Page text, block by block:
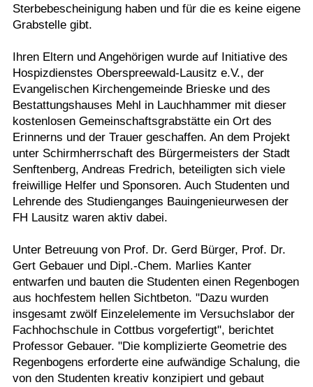
Sterbebescheinigung haben und für die es keine eigene
Grabstelle gibt.
Ihren Eltern und Angehörigen wurde auf Initiative des
Hospizdienstes Oberspreewald-Lausitz e.V., der
Evangelischen Kirchengemeinde Brieske und des
Bestattungshauses Mehl in Lauchhammer mit dieser
kostenlosen Gemeinschaftsgrabstätte ein Ort des
Erinnerns und der Trauer geschaffen. An dem Projekt
unter Schirmherrschaft des Bürgermeisters der Stadt
Senftenberg, Andreas Fredrich, beteiligten sich viele
freiwillige Helfer und Sponsoren. Auch Studenten und
Lehrende des Studienganges Bauingenieurwesen der
FH Lausitz waren aktiv dabei.
Unter Betreuung von Prof. Dr. Gerd Bürger, Prof. Dr.
Gert Gebauer und Dipl.-Chem. Marlies Kanter
entwarfen und bauten die Studenten einen Regenbogen
aus hochfestem hellen Sichtbeton. "Dazu wurden
insgesamt zwölf Einzelelemente im Versuchslabor der
Fachhochschule in Cottbus vorgefertigt", berichtet
Professor Gebauer. "Die komplizierte Geometrie des
Regenbogens erforderte eine aufwändige Schalung, die
von den Studenten kreativ konzipiert und gebaut